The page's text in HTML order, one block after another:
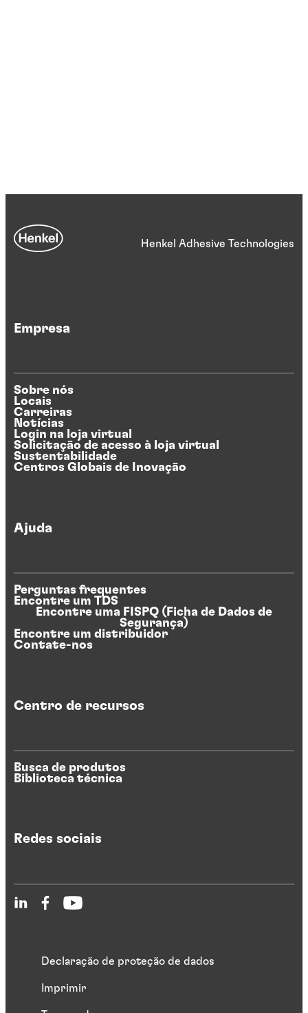
Henkel Adhesive Technologies
Empresa
Sobre nós
Locais
Carreiras
Notícias
Login na loja virtual
Solicitação de acesso à loja virtual
Sustentabilidade
Centros Globais de Inovação
Ajuda
Perguntas frequentes
Encontre um TDS
Encontre uma FISPQ (Ficha de Dados de
Segurança)
Encontre um distribuidor
Contate-nos
Centro de recursos
Busca de produtos
Biblioteca técnica
Redes sociais
Declaração de proteção de dados
Imprimir